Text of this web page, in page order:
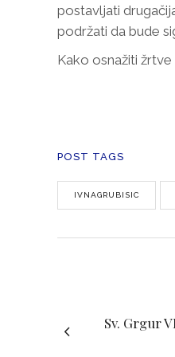
postavljati
podržati da bude
Kako osnažiti
POST TAGS
IVNAGRUBISIC
Sv. Grgur